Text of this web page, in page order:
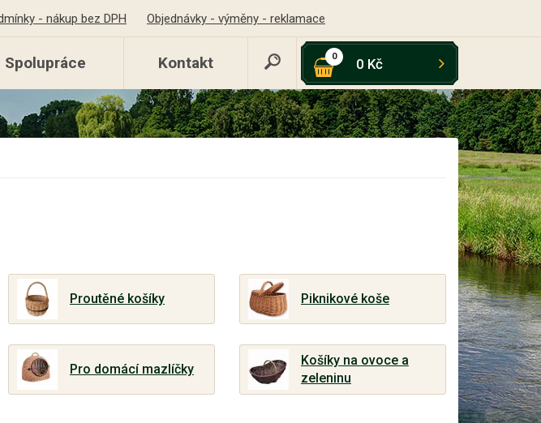
- nákup bez DPH Objednávky - výměny - reklamace
Spolupráce Kontakt 0 0 Kč
Proutěné košíky Piknikové koše
Pro domácí mazlíčky
Košíky na ovoce a
zeleninu